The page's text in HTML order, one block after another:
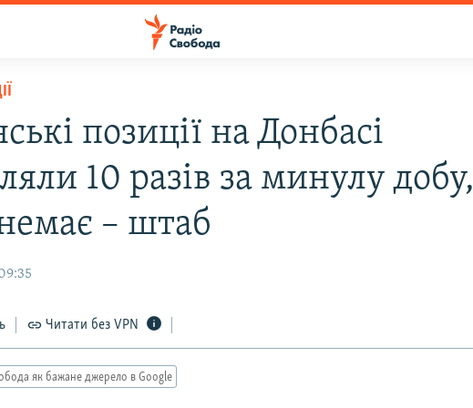
позиції на Донбасі
10 разів за минулу добу,
– штаб
Читати без VPN
як бажане джерело в Google